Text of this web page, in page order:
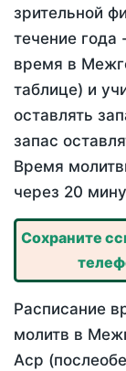
зрительной
течение года
время в
таблице) и
оставлять
запас
Время
через 20
Сохраните
Расписание
молитв в
Аср